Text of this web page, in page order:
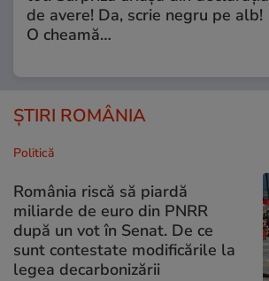
de avere! Da, scrie negru pe alb!
O cheamă…
ȘTIRI ROMÂNIA
Politică
România riscă să piardă
miliarde de euro din PNRR
după un vot în Senat. De ce
sunt contestate modificările la
legea decarbonizării